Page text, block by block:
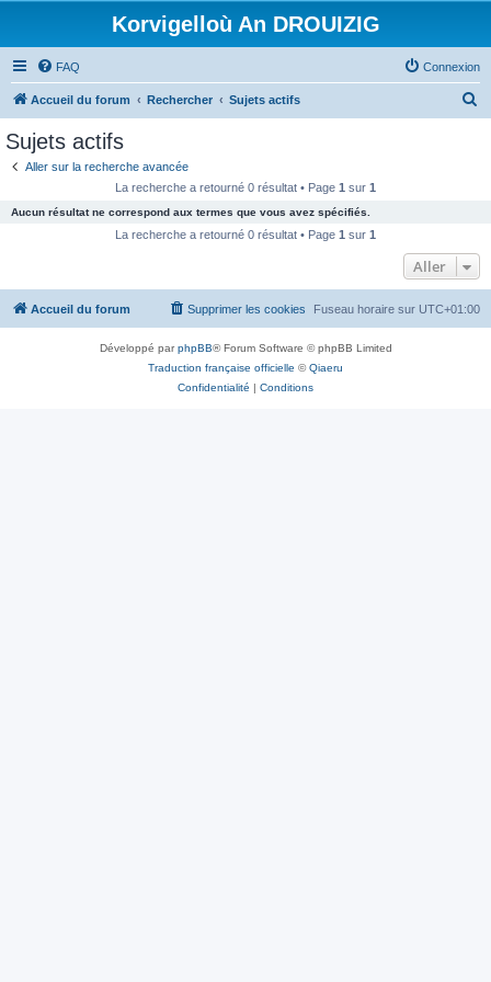
Korvigelloù An DROUIZIG
FAQ Connexion
Accueil du forum Rechercher Sujets actifs
c
e
Sujets actifs
Aller sur la recherche avancée
La recherche a retourné 0 résultat • Page 1 sur 1
Aucun résultat ne correspond aux termes que vous avez spécifiés.
La recherche a retourné 0 résultat • Page 1 sur 1
Aller
Accueil du forum Fuseau horaire sur UTC+01:00
Supprimer les cookies
Développé parphpBB® Forum Software © phpBB Limited
Traduction française officielle ©Qiaeru
Confidentialité | Conditions